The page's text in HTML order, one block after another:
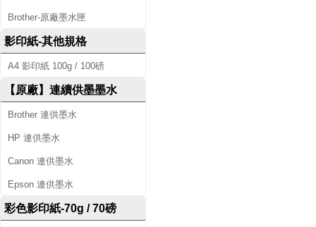
Brother-原廠墨水匣
影印紙-其他規格
A4 影印紙 100g / 100磅
【原廠】連續供墨墨水
Brother 連供墨水
HP 連供墨水
Canon 連供墨水
Epson 連供墨水
彩色影印紙-70g / 70磅